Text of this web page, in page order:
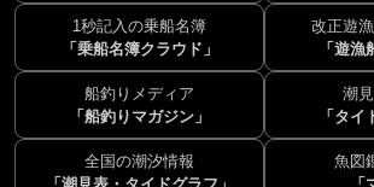
1秒記入の乗船名簿
「乗船名簿クラウド」
改正遊
「遊漁
船釣りメディア
「船釣りマガジン」
潮
「タイ
全国の潮汐情報
魚図